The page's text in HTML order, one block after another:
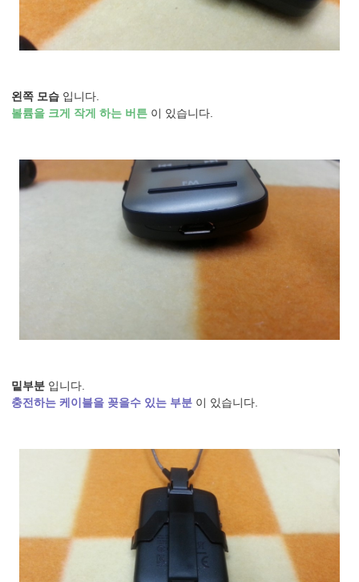
왼쪽 모습 입니다.
볼륨을 크게 작게 하는 버튼 이 있습니다.
밑부분 입니다.
충전하는 케이블을 꽂을수 있는 부분 이 있습니다.